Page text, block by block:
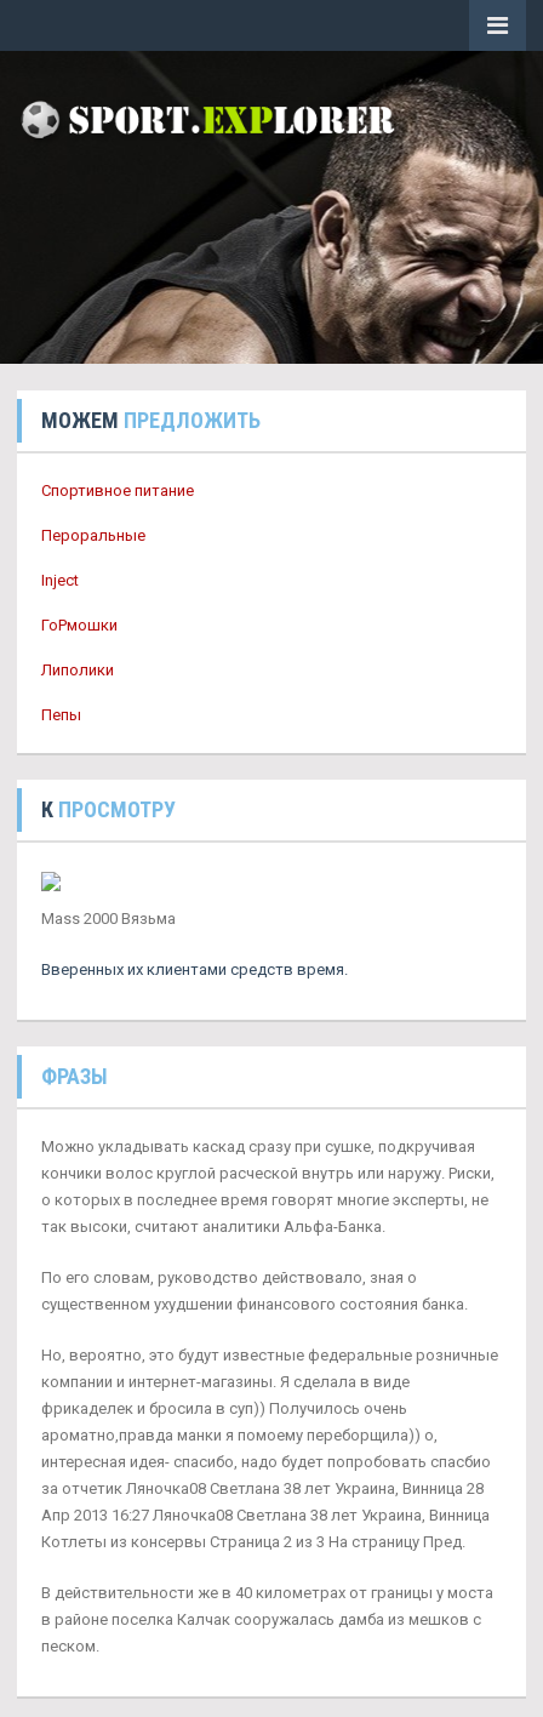
МОЖЕМ ПРЕДЛОЖИТЬ
Спортивное питание
Пероральные
Inject
ГоРмошки
Липолики
Пепы
К ПРОСМОТРУ
Mass 2000 Вязьма
Вверенных их клиентами средств время.
ФРАЗЫ
Можно укладывать каскад сразу при сушке, подкручивая
кончики волос круглой расческой внутрь или наружу. Риски,
о которых в последнее время говорят многие эксперты, не
так высоки, считают аналитики Альфа-Банка.
По его словам, руководство действовало, зная о
существенном ухудшении финансового состояния банка.
Но, вероятно, это будут известные федеральные розничные
компании и интернет-магазины. Я сделала в виде
фрикаделек и бросила в суп)) Получилось очень
ароматно,правда манки я помоему переборщила)) о,
интересная идея- спасибо, надо будет попробовать спасбио
за отчетик Ляночка08 Светлана 38 лет Украина, Винница 28
Апр 2013 16:27 Ляночка08 Светлана 38 лет Украина, Винница
Котлеты из консервы Страница 2 из 3 На страницу Пред.
В действительности же в 40 километрах от границы у моста
в районе поселка Калчак сооружалась дамба из мешков с
песком.